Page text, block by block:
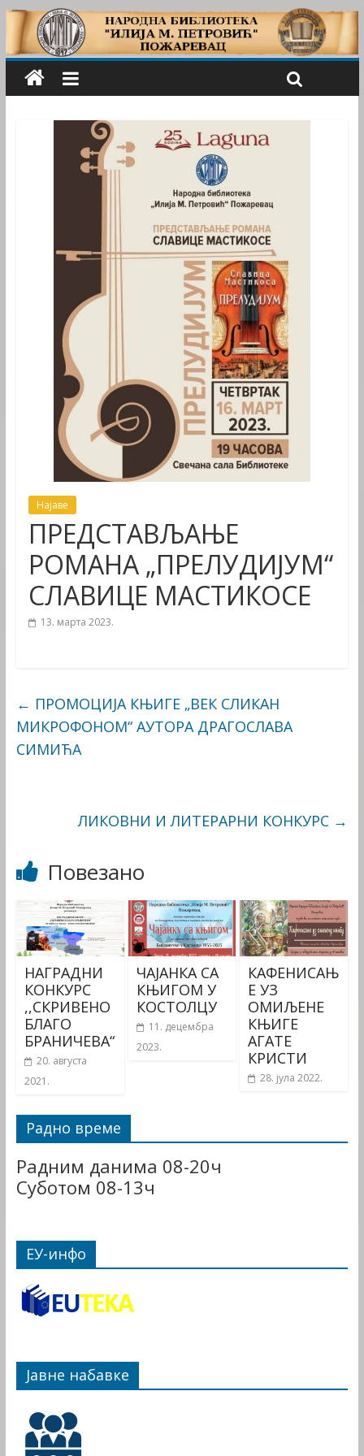
Најаве
ПРЕДСТАВЉАЊЕ
РОМАНА „ПРЕЛУДИЈУМ“
СЛАВИЦЕ МАСТИКОСЕ
13. марта 2023.
← ПРОМОЦИЈА КЊИГЕ „ВЕК СЛИКАН
МИКРОФОНОМ“ АУТОРА ДРАГОСЛАВА
СИМИЋА
ЛИКОВНИ И ЛИТЕРАРНИ КОНКУРС →
Повезано
НАГРАДНИ
КОНКУРС
,,СКРИВЕНО
БЛАГО
БРАНИЧЕВА“
20. августа
2021.
ЧАЈАНКА СА
КЊИГОМ У
КОСТОЛЦУ
11. децембра
2023.
КАФЕНИСАЊ
Е УЗ
ОМИЉЕНЕ
КЊИГЕ
АГАТЕ
КРИСТИ
28. јула 2022.
Радно време
Радним данима 08-20ч
Суботом 08-13ч
ЕУ-инфо
Јавне набавке